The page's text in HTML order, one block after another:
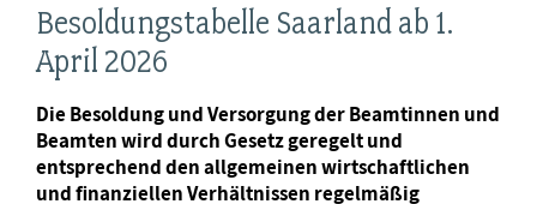
Besoldungstabelle Saarland ab 1.
April 2026
Die Besoldung und Versorgung der Beamtinnen und
Beamten wird durch Gesetz geregelt und
entsprechend den allgemeinen wirtschaftlichen
und finanziellen Verhältnissen regelmäßig